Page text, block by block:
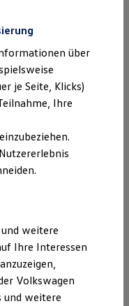
Volkswagen
EU Data Act
Widerrufen
und
gegen
und Ausstattungen.
Emissionswerte beziehen
und sind nicht Bestandteil
über
je Seite, Klicks)
Ihre
weitere
Ihre Interessen
Volkswagen
und weitere